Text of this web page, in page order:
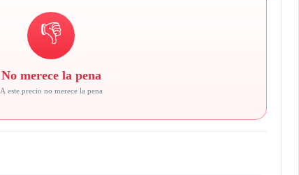
👎
No merece la pena
A este precio no merece la pena